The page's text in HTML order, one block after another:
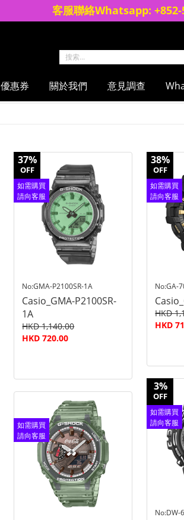
客服聯絡Whatsapp: +852-
優惠券 關於我們 意見調查
37%
OFF
如需購買
請向客服
No:GMA-P2100SR-1A
Casio_GMA-P2100SR-
1A
HKD 1,140.00
HKD 720.00
如需購買
請向客服
查詢
38%
OFF
如需購買
請向客服
查詢
No:GA-
HKD
HKD
3%
OFF
如需購買
請向客服
查詢
No:DW-